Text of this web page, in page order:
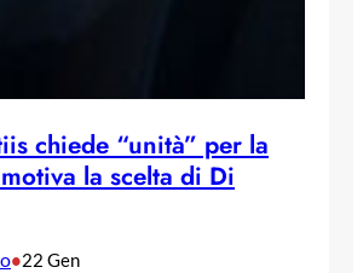
chiede “unità” per la
la scelta di Di
•22 Gen